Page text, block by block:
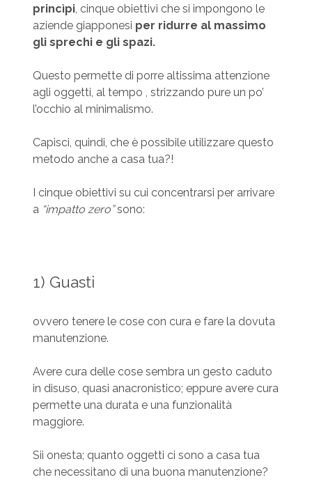
princìpi, cinque obiettivi che si impongono le
aziende giapponesi per ridurre al massimo
gli sprechi e gli spazi.
Questo permette di porre altissima attenzione
agli oggetti, al tempo , strizzando pure un po’
l’occhio al minimalismo.
Capisci, quindi, che è possibile utilizzare questo
metodo anche a casa tua?!
I cinque obiettivi su cui concentrarsi per arrivare
a “impatto zero”sono:
1) Guasti
ovvero tenere le cose con cura e fare la dovuta
manutenzione.
Avere cura delle cose sembra un gesto caduto
in disuso, quasi anacronistico; eppure avere cura
permette una durata e una funzionalità
maggiore.
Sii onesta; quanto oggetti ci sono a casa tua
che necessitano di una buona manutenzione?